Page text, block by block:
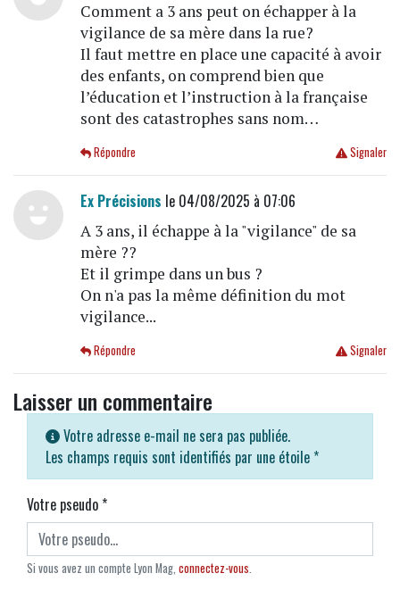
Comment a 3 ans peut on échapper à la
vigilance de sa mère dans la rue?
Il faut mettre en place une capacité à avoir
des enfants, on comprend bien que
l’éducation et l’instruction à la française
sont des catastrophes sans nom…
Signaler
Répondre
Ex Précisions le 04/08/2025 à 07:06
A 3 ans, il échappe à la "vigilance" de sa
mère ??
Et il grimpe dans un bus ?
On n'a pas la même définition du mot
vigilance...
Signaler
Répondre
Laisser un commentaire
Votre adresse e-mail ne sera pas publiée.
Les champs requis sont identifiés par une étoile *
Votre pseudo*
Si vous avez un compte Lyon Mag, connectez-vous.